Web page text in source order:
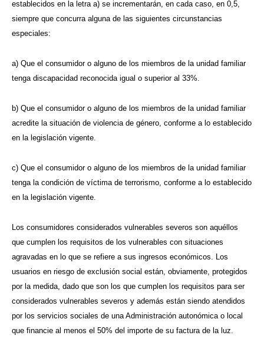
establecidos en la letra a) se incrementarán, en cada caso, en 0,5,
siempre que concurra alguna de las siguientes circunstancias
especiales:
a) Que el consumidor o alguno de los miembros de la unidad familiar
tenga discapacidad reconocida igual o superior al 33%.
b) Que el consumidor o alguno de los miembros de la unidad familiar
acredite la situación de violencia de género, conforme a lo establecido
en la legislación vigente.
c) Que el consumidor o alguno de los miembros de la unidad familiar
tenga la condición de víctima de terrorismo, conforme a lo establecido
en la legislación vigente.
Los consumidores considerados vulnerables severos son aquéllos
que cumplen los requisitos de los vulnerables con situaciones
agravadas en lo que se refiere a sus ingresos económicos. Los
usuarios en riesgo de exclusión social están, obviamente, protegidos
por la medida, dado que son los que cumplen los requisitos para ser
considerados vulnerables severos y además están siendo atendidos
por los servicios sociales de una Administración autonómica o local
que financie al menos el 50% del importe de su factura de la luz.